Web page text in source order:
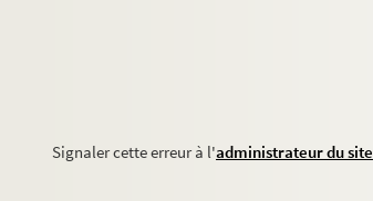
Signaler cette erreur à l'administrateur du site